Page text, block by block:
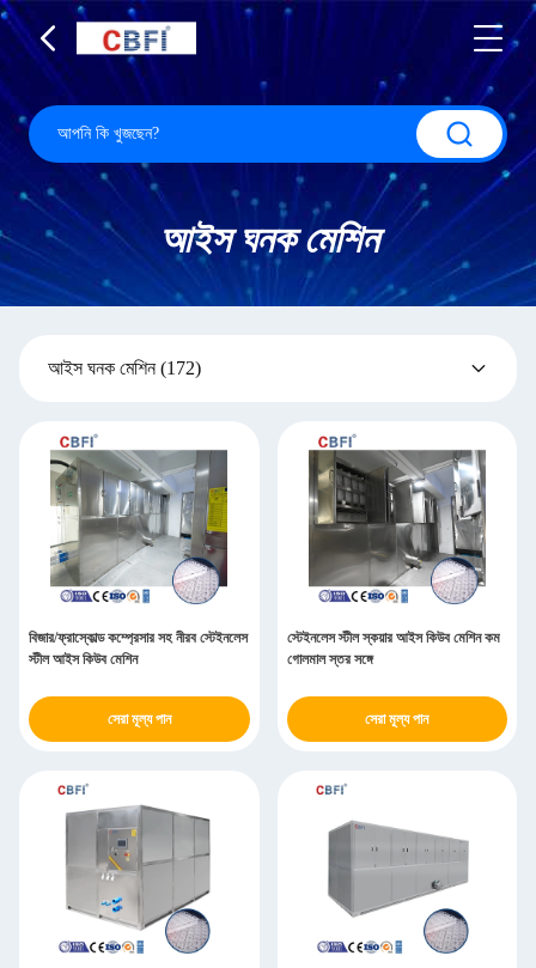
আইস ঘনক মেশিন
আইস ঘনক মেশিন(172)
বিজার/ফ্রাস্কোল্ড কম্প্রেসার সহ নীরব স্টেইনলেস
স্টীল আইস কিউব মেশিন
সেরা মূল্য পান
স্টেইনলেস স্টীল স্কয়ার আইস কিউব মেশিন কম
গোলমাল স্তর সঙ্গে
সেরা মূল্য পান